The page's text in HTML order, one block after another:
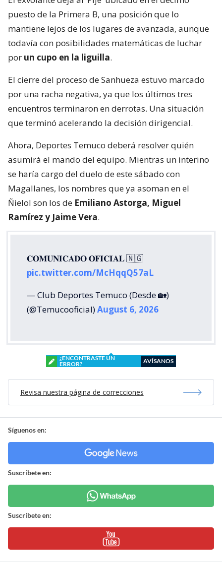
puesto de la Primera B, una posición que lo
mantiene lejos de los lugares de avanzada, aunque
todavía con posibilidades matemáticas de luchar
por un cupo en la liguilla.
El cierre del proceso de Sanhueza estuvo marcado
por una racha negativa, ya que los últimos tres
encuentros terminaron en derrotas. Una situación
que terminó acelerando la decisión dirigencial.
Ahora, Deportes Temuco deberá resolver quién
asumirá el mando del equipo. Mientras un interino
se haría cargo del duelo de este sábado con
Magallanes, los nombres que ya asoman en el
Ñielol son los de Emiliano Astorga, Miguel
Ramírez y Jaime Vera.
𝐂𝐎𝐌𝐔𝐍𝐈𝐂𝐀𝐃𝐎 𝐎𝐅𝐈𝐂𝐈𝐀𝐋 🇳🇬
pic.twitter.com/McHqqQ57aL
— Club Deportes Temuco (Desde 🏡)
(@Temucooficial)August 6, 2026
¿ENCONTRASTE UN
ERROR?
AVÍSANOS
Revisa nuestra página de correcciones
Síguenos en:
Suscríbete en:
Suscríbete en: